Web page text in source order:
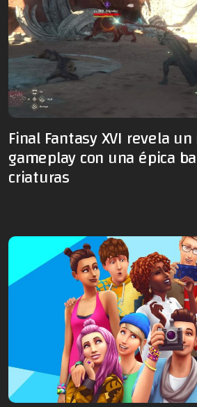
Final Fantasy XVI revela
gameplay con una épica
criaturas